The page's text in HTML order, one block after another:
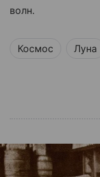
волн.
Космос Луна